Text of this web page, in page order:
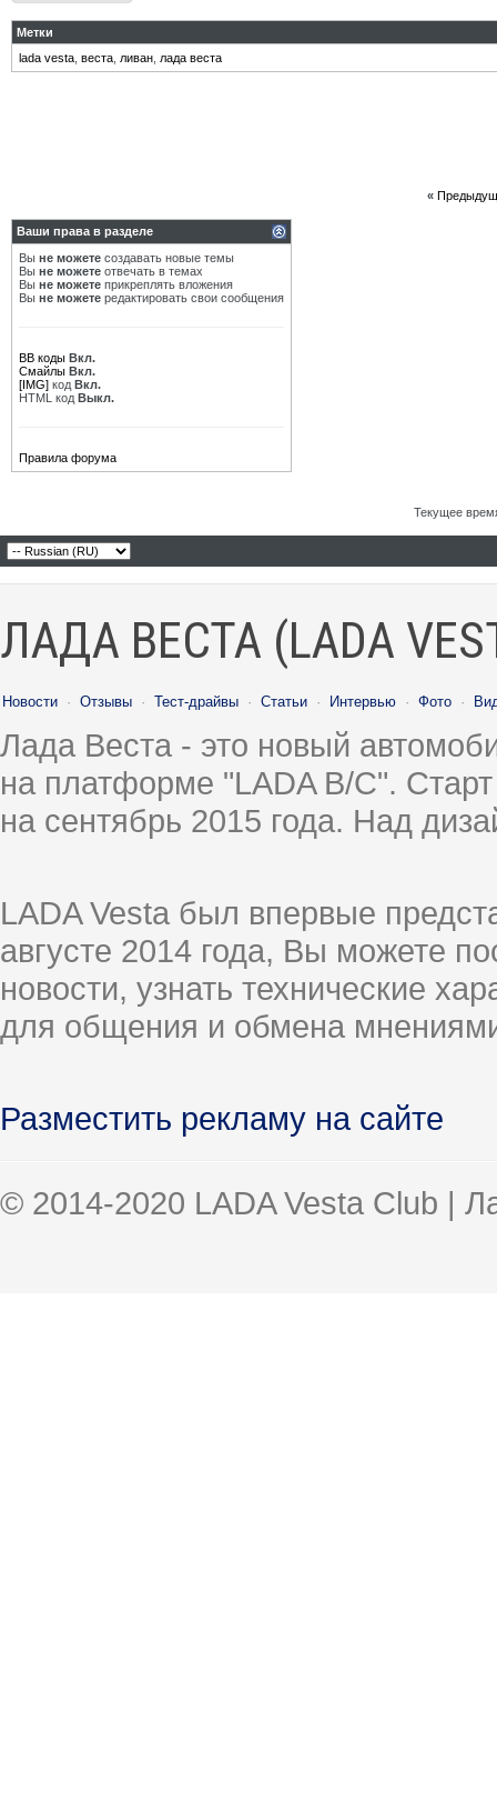
Метки
lada vesta веста ливан лада веста
«
Ваши права в разделе
Вы не можете создавать новые темы
Вы не можете отвечать в темах
Вы не можете прикреплять вложения
Вы не можете редактировать свои сообщения
BB коды Вкл.
Смайлы Вкл.
[IMG] код Вкл.
HTML код Выкл.
Правила форума
Текущее
ЛАДА ВЕСТА (LADA
Новости · Отзывы · Тест-драйвы · Статьи · Интервью · Фото ·
Лада Веста - это новый
на платформе "LADA B/C".
на сентябрь 2015 года. Над
LADA Vesta был впервые
августе 2014 года, Вы можете
новости, узнать технические
для общения и обмена
Разместить рекламу на сайте
© 2014-2020 LADA Vesta Club |